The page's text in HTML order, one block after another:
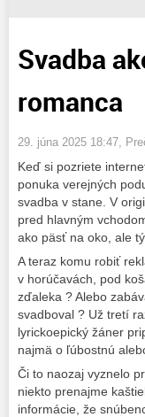
Svadba
romanca
29. júna 2025 18:47 ,
Keď si pozriete
ponuka verejných
svadba v stane. V
pred hlavným
ako päsť na oko, ale
A teraz komu robiť
v horúčavách, pod
zďaleka ? Alebo
svadboval ? Už tretí
lyrickoepický žáner
najmä o ľúbostnú
Či to naozaj vyznelo
niekto prenajme
informácie, že